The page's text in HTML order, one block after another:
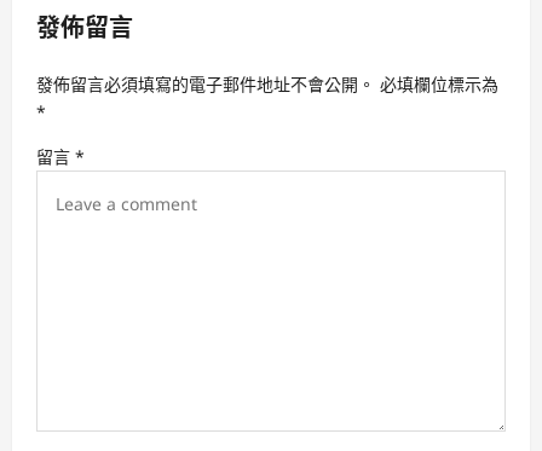
g
a
t
i
發佈留言
發佈留言必須填寫的電子郵件地址不會公開。 必填欄位標示為
*
留言 *